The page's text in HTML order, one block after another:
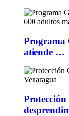
Programa
atiende …